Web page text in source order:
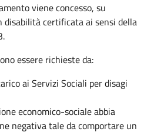
viene concesso, su
disabilità certificata ai sensi della
essere richieste da:
ai Servizi Sociali per disagi
economico-sociale abbia
negativa tale da comportare un